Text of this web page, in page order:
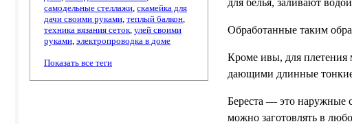
самодельные стеллажи, скамейка для
дачи своими руками, теплый балкон,
техника вязания сеток, улей своими
руками, электропроводка в доме
Показать все теги
для белья, заливают
Обработанные таким
Кроме ивы, для
дающими длинные
Береста — это наружные
можно заготовлять в